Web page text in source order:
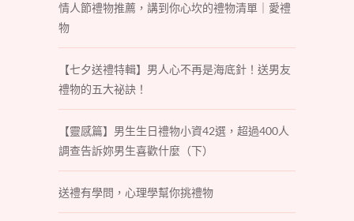
情人節禮物推薦，講到你心坎的禮物清單｜愛禮
物
【七夕送禮特輯】男人心不再是海底針！送男友
禮物的五大祕訣！
【靈感篇】男生生日禮物小資42選，超過400人
調查告訴妳男生喜歡什麼（下）
送禮有學問，心理學幫你挑禮物